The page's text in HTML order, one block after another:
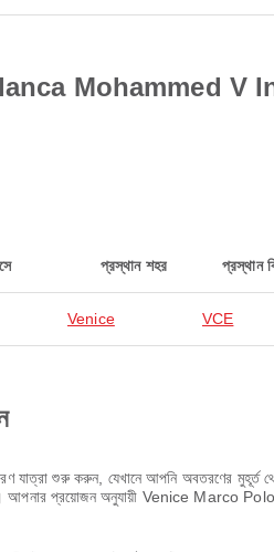
Mohammed V
প্রস্থান শহর প্রস্থান
Venice VCE
করুন, যেখানে আপনি অবতরণের মুহূর্ত থেকে
আপনার প্রয়োজন অনুযায়ী Venice Marco